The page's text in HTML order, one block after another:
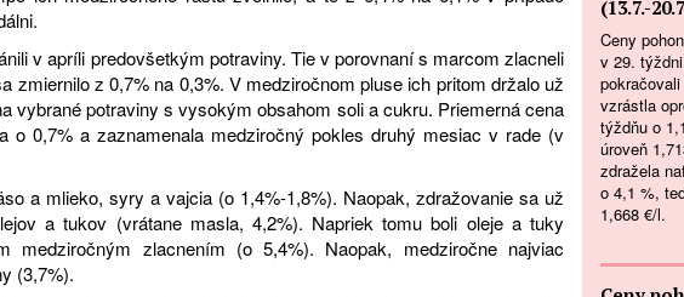
v apríli predovšetkým potraviny. Tie v porovnaní s marcom zlacneli
zmiernilo z 0,7% na 0,3%. V medziročnom pluse ich pritom držalo už
vybrané potraviny s vysokým obsahom soli a cukru. Priemerná cena
o 0,7% a zaznamenala medziročný pokles druhý mesiac v rade (v
a mlieko, syry a vajcia (o 1,4%-1,8%). Naopak, zdražovanie sa už
a tukov (vrátane masla, 4,2%). Napriek tomu boli oleje a tuky
medziročným zlacnením (o 5,4%). Naopak, medziročne najviac
(3,7%).
(13.7.-
Ceny
v 29.
vzrástla
týždňu o
úroveň
zdražela
o 4,1 %,
1,668 €/l.